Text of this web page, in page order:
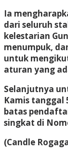
Ia
dari seluruh
kelestarian
menumpuk,
untuk
aturan yang
Selanjutnya
Kamis tanggal
batas
singkat di
(Candle